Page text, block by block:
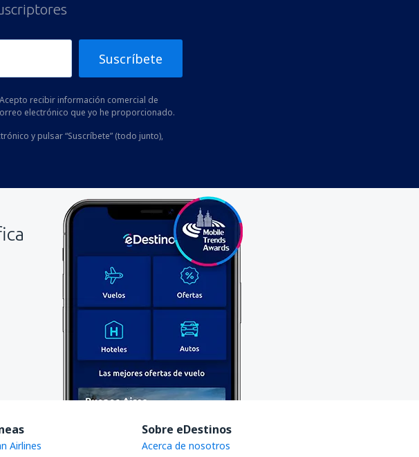
Suscríbete
Acepto recibir información comercial de
electrónico que yo he proporcionado.
y pulsar “Suscríbete” (todo junto),
Airlines
Sobre eDestinos
Acerca de nosotros